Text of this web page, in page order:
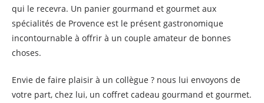
qui le recevra. Un panier gourmand et gourmet aux
spécialités de Provence est le présent gastronomique
incontournable à offrir à un couple amateur de bonnes
choses.
Envie de faire plaisir à un collègue ? nous lui envoyons de
votre part, chez lui, un coffret cadeau gourmand et gourmet.